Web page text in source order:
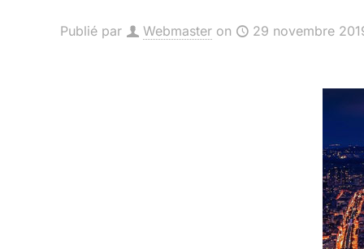
Publié par Webmaster on 29 novembre